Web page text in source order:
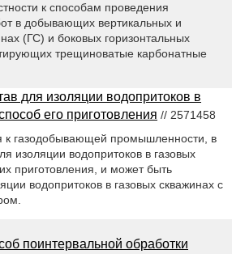
к способам проведения
в добывающих вертикальных и
(ГС) и боковых горизонтальных
трещиноватые карбонатные
для изоляции водопритоков в
его приготовления // 2571458
к газодобывающей промышленности, в
изоляции водопритоков в газовых
приготовления, и может быть
водопритоков в газовых скважинах с
поинтервальной обработки